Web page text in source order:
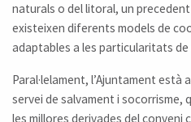
naturals o del litoral, un
existeixen diferents models de
adaptables a les particularitats
Paral·lelament, l’Ajuntament
servei de salvament i socorrisme,
les millores derivades del conveni